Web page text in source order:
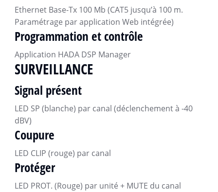
Ethernet Base-Tx 100 Mb (CAT5 jusqu’à 100 m.
Paramétrage par application Web intégrée)
Programmation et contrôle
Application HADA DSP Manager
SURVEILLANCE
Signal présent
LED SP (blanche) par canal (déclenchement à -40
dBV)
Coupure
LED CLIP (rouge) par canal
Protéger
LED PROT. (Rouge) par unité + MUTE du canal